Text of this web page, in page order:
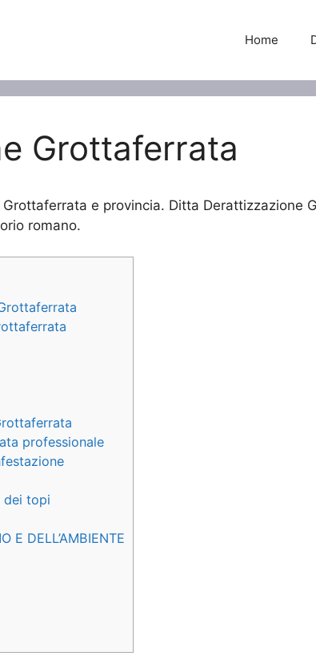
Home
Grottaferrata
e provincia. Ditta Derattizzazione
romano.
professionale
dei topi
E DELL’AMBIENTE